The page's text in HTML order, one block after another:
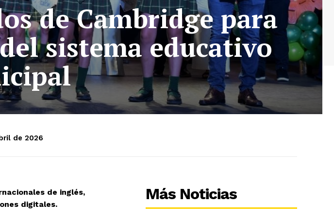
de Cambridge para
sistema educativo
de 2026
de inglés,
digitales.
Más Noticias